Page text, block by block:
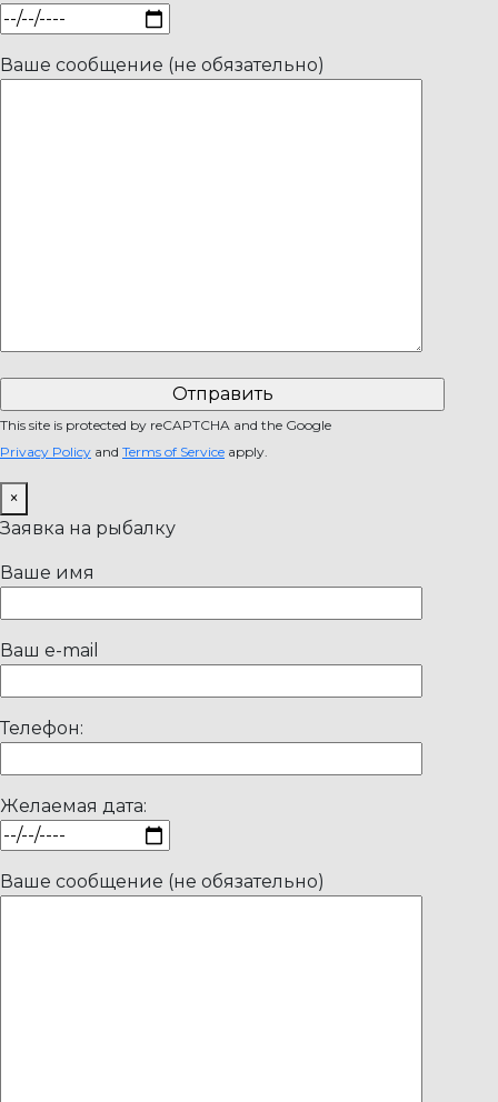
Ваше сообщение (не обязательно)
This site is protected by reCAPTCHA and the Google
Privacy Policy and Terms of Service apply.
×
Заявка на рыбалку
Ваше имя
Ваш e-mail
Телефон:
Желаемая дата:
Ваше сообщение (не обязательно)